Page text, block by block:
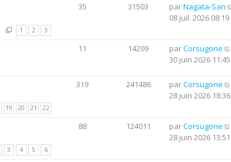
1 2 3
35 31503 parNagata-San
08 juil. 2026 08:19
11 14209 parCorsugone
30 juin 2026 11:45
19 20 21 22
319 241486 parCorsugone
28 juin 2026 18:36
3 4 5 6
88 124011 parCorsugone
28 juin 2026 13:51